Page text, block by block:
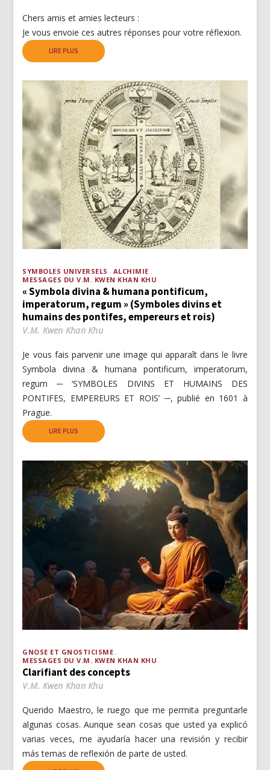
Chers amis et amies lecteurs :
Je vous envoie ces autres réponses pour votre réflexion.
LIRE PLUS
SYMBOLES UNIVERSELS
ALCHIMIE
MESSAGES DU V.M. KWEN KHAN KHU
« Symbola divina & humana pontificum,
imperatorum, regum » (Symboles divins et
humains des pontifes, empereurs et rois)
V.M. Kwen Khan Khu
Je vous fais parvenir une image qui apparaît dans le livre
Symbola divina & humana pontificum, imperatorum,
regum ─ ‘SYMBOLES DIVINS ET HUMAINS DES
PONTIFES, EMPEREURS ET ROIS’ ─, publié en 1601 à
Prague.
LIRE PLUS
GNOSE ET GNOSTICISME
MESSAGES DU V.M. KWEN KHAN KHU
Clarifiant des concepts
V.M. Kwen Khan Khu
Querido Maestro, le ruego que me permita preguntarle
algunas cosas. Aunque sean cosas que usted ya explicó
varias veces, me ayudaría hacer una revisión y recibir
más temas de reflexión de parte de usted.